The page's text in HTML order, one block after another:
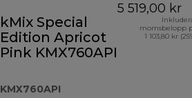
kMix Special
Edition Apricot
Pink KMX760API
KMX760API
5 519,00 kr
momsbelopp
1 103,80 kr